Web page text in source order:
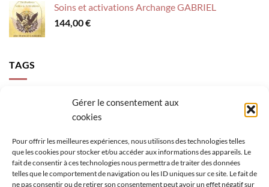
Gérer le consentement aux
cookies
Pour offrir les meilleures expériences, nous utilisons des technologies telles
que les cookies pour stocker et/ou accéder aux informations des appareils. Le
fait de consentir à ces technologies nous permettra de traiter des données
telles que le comportement de navigation ou les ID uniques sur ce site. Le fait de
ne pas consentir ou de retirer son consentement peut avoir un effet négatif sur
Soins et activations Archange GABRIEL
144,00€
TAGS
accompagnement activer sa lumière
Archange Gabriel
canalisation
figure géométrique sacrée loi de l'attraction
mental
méditation enfant
méditation guidée oracle
pensées
rayonner sa lumière
retrouver son potentiel rêves se réaliser